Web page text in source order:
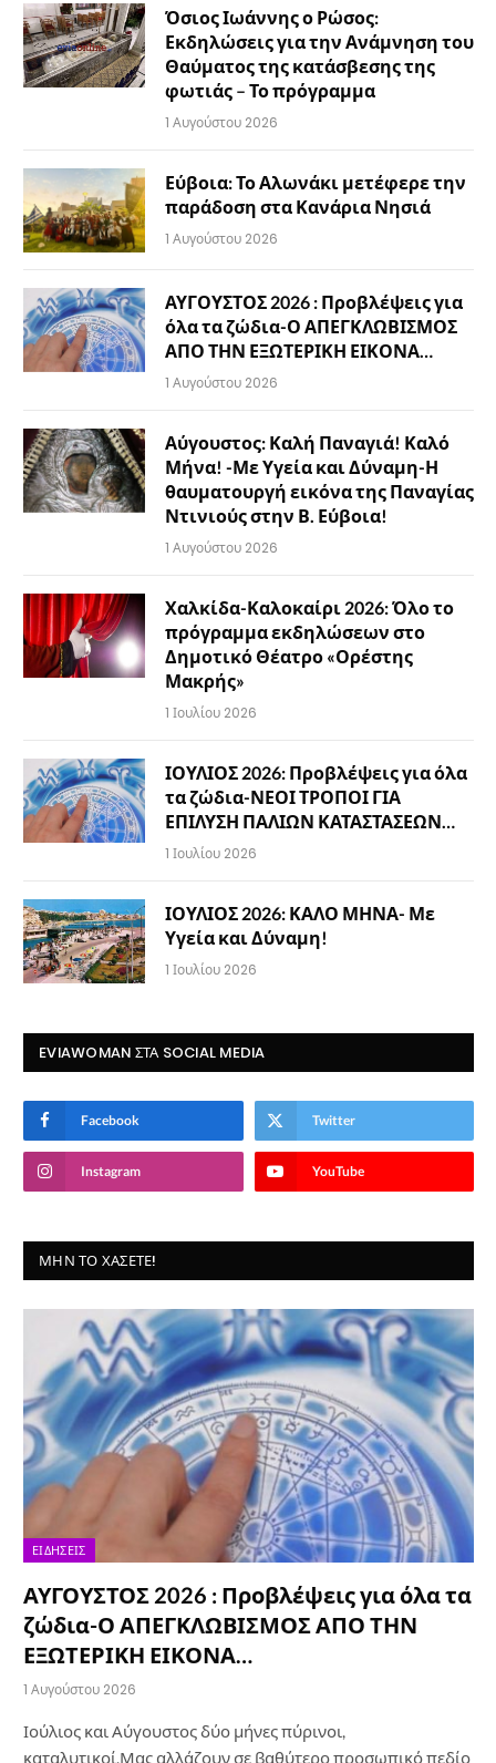
Όσιος Ιωάννης ο Ρώσος:
Εκδηλώσεις για την Ανάμνηση του
Θαύματος της κατάσβεσης της
φωτιάς – Το πρόγραμμα
1 Αυγούστου 2026
Εύβοια: Το Αλωνάκι μετέφερε την
παράδοση στα Κανάρια Νησιά
1 Αυγούστου 2026
ΑΥΓΟΥΣΤΟΣ 2026 : Προβλέψεις για
όλα τα ζώδια-Ο ΑΠΕΓΚΛΩΒΙΣΜΟΣ
ΑΠΟ ΤΗΝ ΕΞΩΤΕΡΙΚΗ ΕΙΚΟΝΑ…
1 Αυγούστου 2026
Αύγουστος: Καλή Παναγιά! Καλό
Μήνα! -Με Υγεία και Δύναμη-Η
θαυματουργή εικόνα της Παναγίας
Ντινιούς στην Β. Εύβοια!
1 Αυγούστου 2026
Χαλκίδα-Καλοκαίρι 2026: Όλο το
πρόγραμμα εκδηλώσεων στο
Δημοτικό Θέατρο «Ορέστης
Μακρής»
1 Ιουλίου 2026
ΙΟΥΛΙΟΣ 2026: Προβλέψεις για όλα
τα ζώδια-ΝΕΟΙ ΤΡΟΠΟΙ ΓΙΑ
ΕΠΙΛΥΣΗ ΠΑΛΙΩΝ ΚΑΤΑΣΤΑΣΕΩΝ…
1 Ιουλίου 2026
ΙΟΥΛΙΟΣ 2026: ΚΑΛΟ ΜΗΝΑ- Με
Υγεία και Δύναμη!
1 Ιουλίου 2026
EVIAWOMAN ΣΤΑ SOCIAL MEDIA
Facebook Twitter
Instagram YouTube
ΜΗΝ ΤΟ ΧΆΣΕΤΕ!
ΕΙΔΉΣΕΙΣ
ΑΥΓΟΥΣΤΟΣ 2026 : Προβλέψεις για όλα τα
ζώδια-Ο ΑΠΕΓΚΛΩΒΙΣΜΟΣ ΑΠΟ ΤΗΝ
ΕΞΩΤΕΡΙΚΗ ΕΙΚΟΝΑ…
1 Αυγούστου 2026
Ιούλιος και Αύγουστος δύο μήνες πύρινοι,
καταλυτικοί.Μας αλλάζουν σε βαθύτερο προσωπικό πεδίο